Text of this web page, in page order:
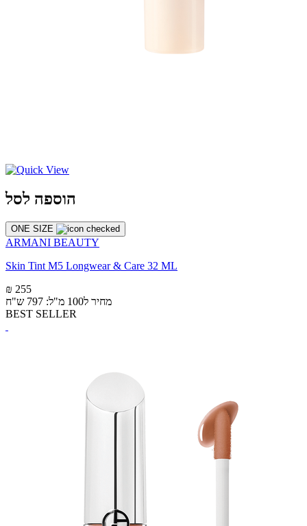
הוספה לסל
ONE SIZE
ARMANI BEAUTY
Skin Tint M5 Longwear & Care 32 ML
₪ 255
מחיר ל100 מ"ל: 797 ש"ח
BEST SELLER